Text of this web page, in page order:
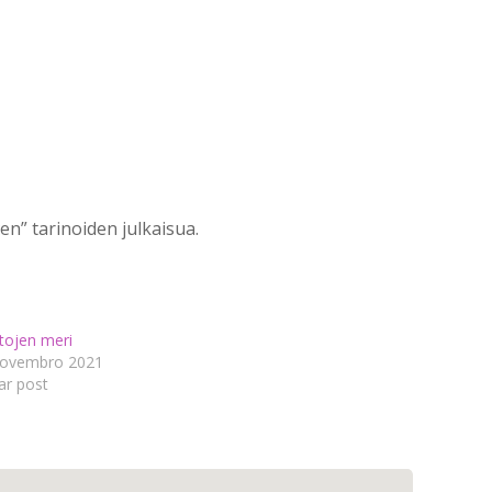
tarinoiden julkaisua.
meri
2021
post